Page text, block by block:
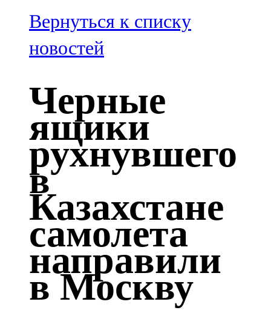
100,3 FM
Зәй
106,6 FM
Кадыбаш
105,2 FM
Казан
91,5 FM
Кайбыч
106,1 FM
Кама тамагы
71,51 FM
Кукмара
Вернуться к списку
новостей
Черные
ящики
рухнувшего
в
Казахстане
самолета
направили
в Москву